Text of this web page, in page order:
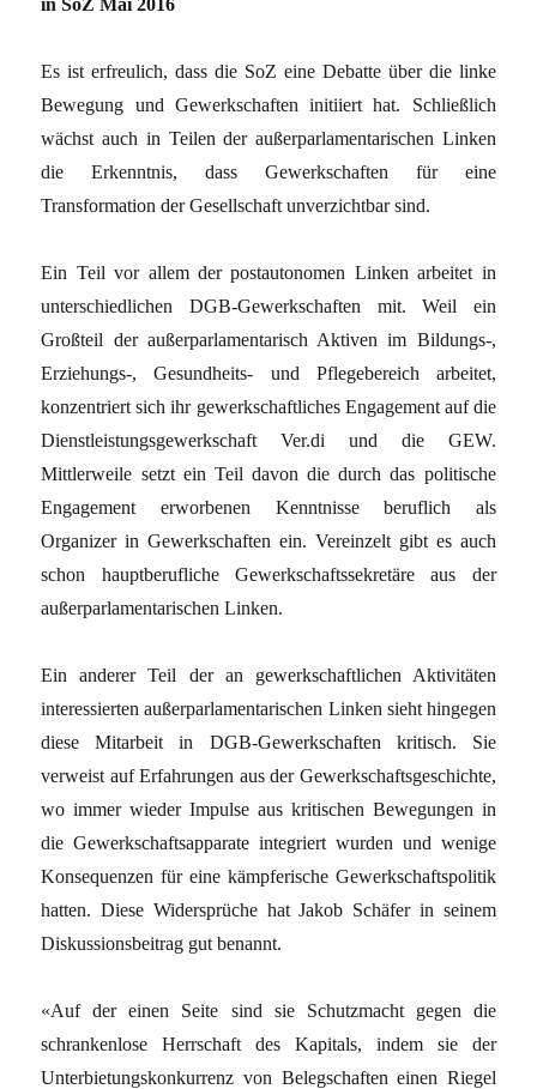
Es ist erfreulich, dass die SoZ eine Debatte über die linke
Bewegung und Gewerkschaften initiiert hat. Schließlich
wächst auch in Teilen der außerparlamentarischen Linken
die Erkenntnis, dass Gewerkschaften für eine
Transformation der Gesellschaft unverzichtbar sind.
Ein Teil vor allem der postautonomen Linken arbeitet in
unterschiedlichen DGB-Gewerkschaften mit. Weil ein
Großteil der außerparlamentarisch Aktiven im Bildungs-,
Erziehungs-, Gesundheits- und Pflegebereich arbeitet,
konzentriert sich ihr gewerkschaftliches Engagement auf die
Dienstleistungsgewerkschaft Ver.di und die GEW.
Mittlerweile setzt ein Teil davon die durch das politische
Engagement erworbenen Kenntnisse beruflich als
Organizer in Gewerkschaften ein. Vereinzelt gibt es auch
schon hauptberufliche Gewerkschaftssekretäre aus der
außerparlamentarischen Linken.
Ein anderer Teil der an gewerkschaftlichen Aktivitäten
interessierten außerparlamentarischen Linken sieht hingegen
diese Mitarbeit in DGB-Gewerkschaften kritisch. Sie
verweist auf Erfahrungen aus der Gewerkschaftsgeschichte,
wo immer wieder Impulse aus kritischen Bewegungen in
die Gewerkschaftsapparate integriert wurden und wenige
Konsequenzen für eine kämpferische Gewerkschaftspolitik
hatten. Diese Widersprüche hat Jakob Schäfer in seinem
Diskussionsbeitrag gut benannt.
«Auf der einen Seite sind sie Schutzmacht gegen die
schrankenlose Herrschaft des Kapitals, indem sie der
Unterbietungskonkurrenz von Belegschaften einen Riegel